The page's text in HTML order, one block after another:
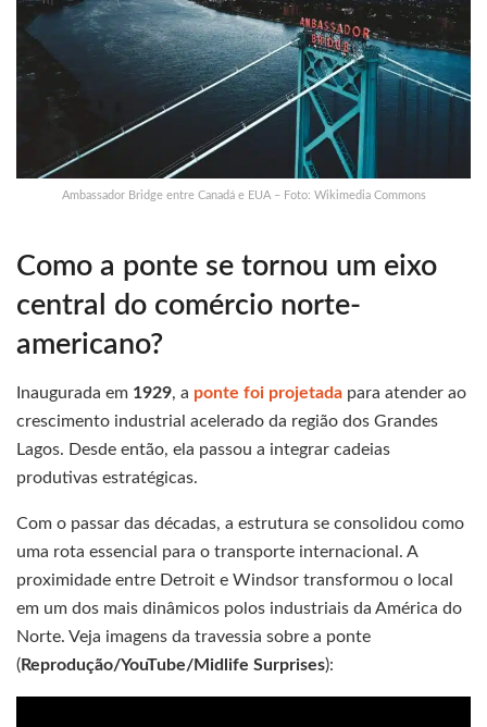
Ambassador Bridge entre Canadá e EUA – Foto: Wikimedia Commons
Como a ponte se tornou um eixo
central do comércio norte-
americano?
Inaugurada em 1929, a ponte foi projetada para atender ao
crescimento industrial acelerado da região dos Grandes
Lagos. Desde então, ela passou a integrar cadeias
produtivas estratégicas.
Com o passar das décadas, a estrutura se consolidou como
uma rota essencial para o transporte internacional. A
proximidade entre Detroit e Windsor transformou o local
em um dos mais dinâmicos polos industriais da América do
Norte. Veja imagens da travessia sobre a ponte
(Reprodução/YouTube/Midlife Surprises):